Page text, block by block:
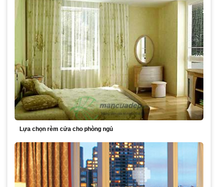
Lựa chọn rèm cửa cho phòng ngủ